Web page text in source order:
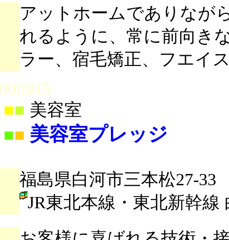
アットホームでありなが
れるように、常に前向き
ラー、宿毛矯正、フエイ
■ 美容室
■■ 美容室プレッジ
福島県白河市三本松27-33
JR東北本線・東北新幹線